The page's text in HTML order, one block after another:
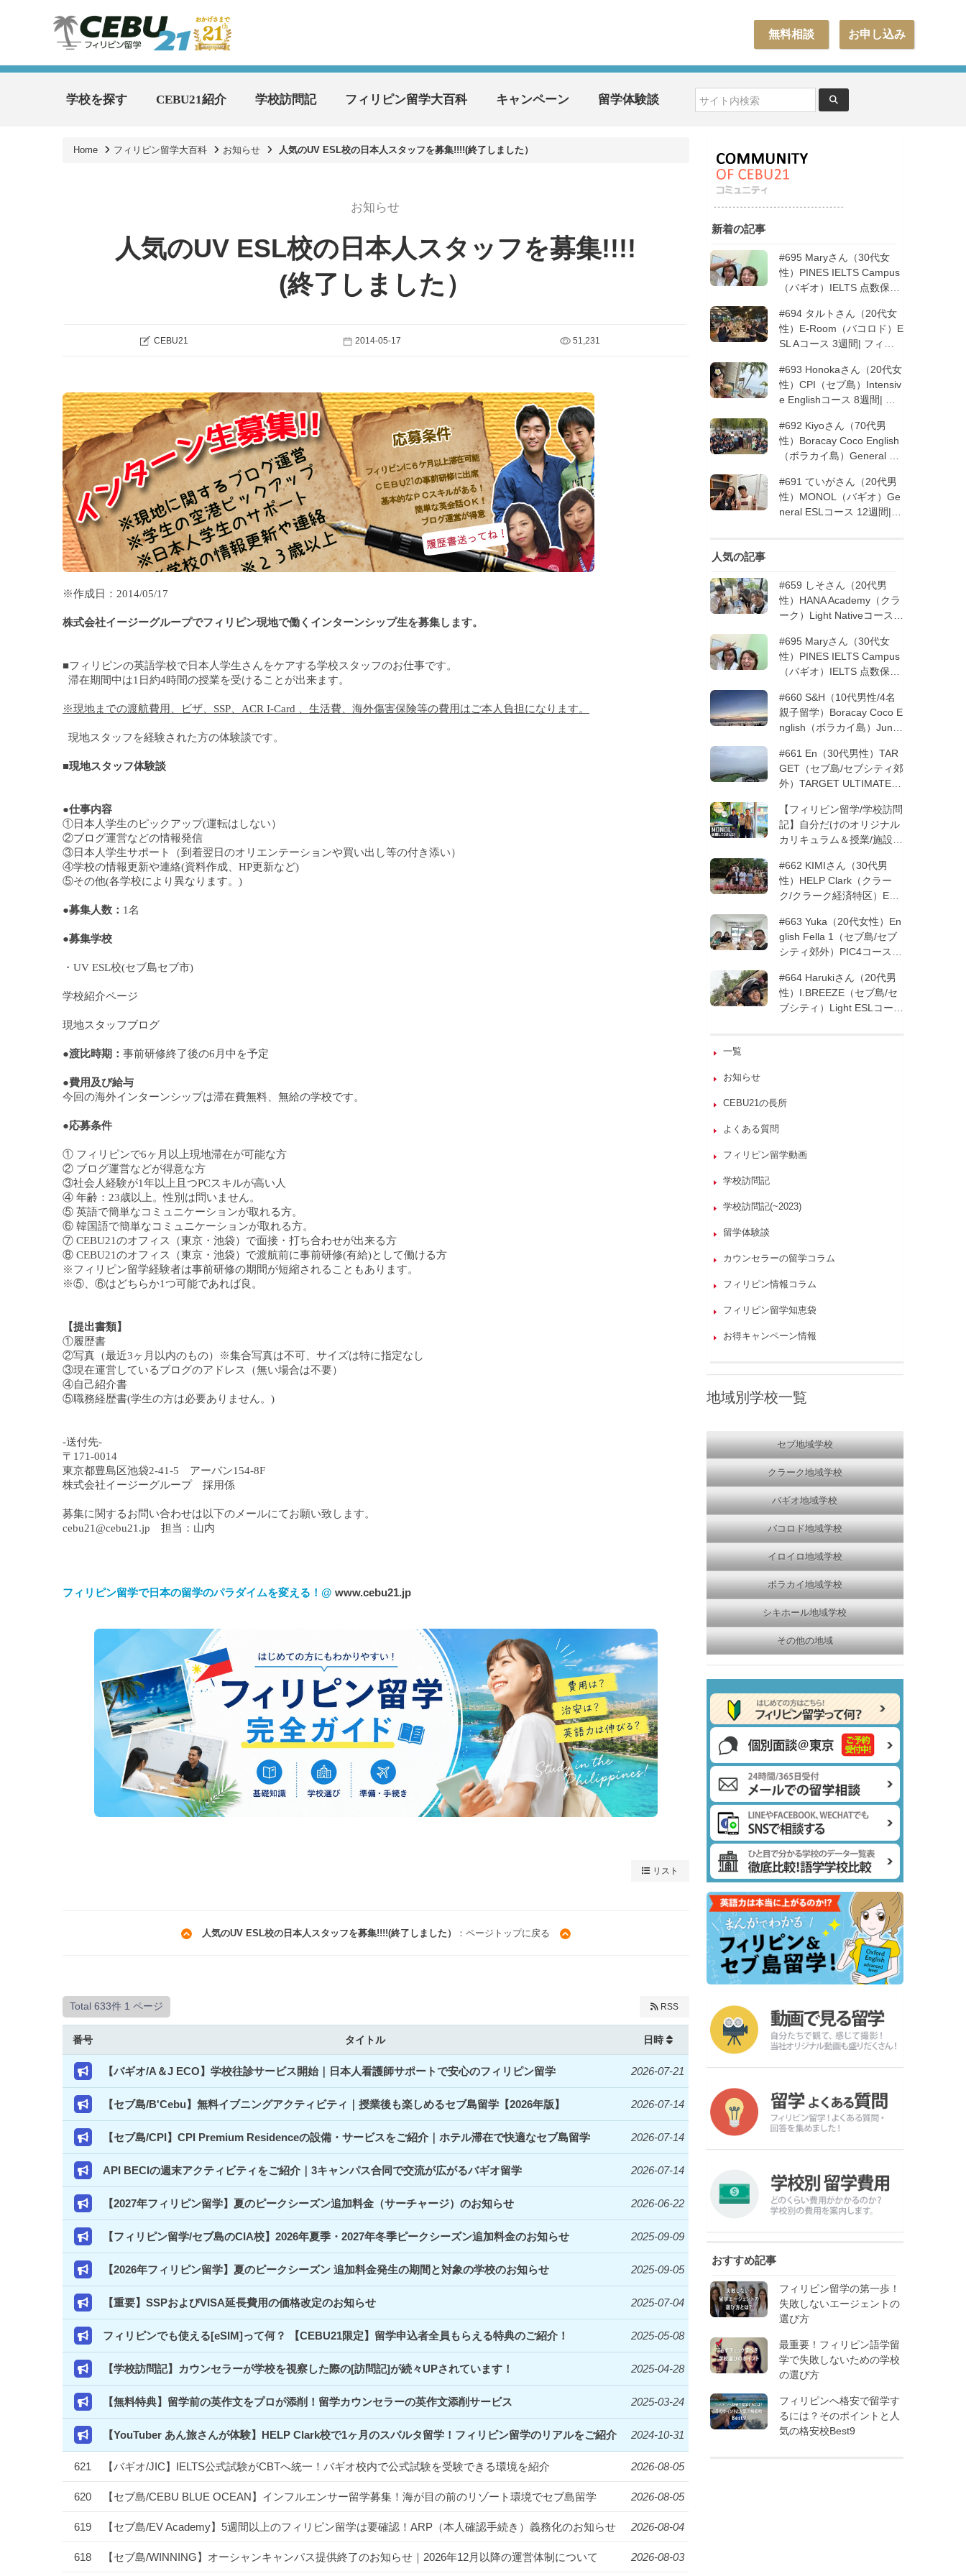
お申し込み
無料相談
学校を探す CEBU21紹介 学校訪問記 フィリピン留学大百科 キャンペーン 留学体験談
Home フィリピン留学大百科 お知らせ 人気のUV ESL校の日本人スタッフを募集!!!!(終了しました）
お知らせ
人気のUV ESL校の日本人スタッフを募集!!!!
(終了しました）
CEBU21 2014-05-17 51,231
※作成日：2014/05/17
株式会社イージーグループでフィリピン現地で働くインターンシップ生を募集します。
■フィリピンの英語学校で日本人学生さんをケアする学校スタッフのお仕事です。
滞在期間中は1日約4時間の授業を受けることが出来ます。
※現地までの渡航費用、ビザ、SSP、ACR I-Card 、生活費、海外傷害保険等の費用はご本人負担になります。
現地スタッフを経験された方の体験談です。
■現地スタッフ体験談
●仕事内容
①日本人学生のピックアップ(運転はしない）
②ブログ運営などの情報発信
③日本人学生サポート（到着翌日のオリエンテーションや買い出し等の付き添い）
④学校の情報更新や連絡(資料作成、HP更新など)
⑤その他(各学校により異なります。)
●募集人数： 1名
●募集学校
・UV ESL校(セブ島セブ市)
学校紹介ページ
現地スタッフブログ
●渡比時期： 事前研修終了後の6月中を予定
●費用及び給与
今回の海外インターンシップは滞在費無料、無給の学校です。
●応募条件
① フィリピンで6ヶ月以上現地滞在が可能な方
② ブログ運営などが得意な方
③社会人経験が1年以上且つPCスキルが高い人
④ 年齢：23歳以上。性別は問いません。
⑤ 英語で簡単なコミュニケーションが取れる方。
⑥ 韓国語で簡単なコミュニケーションが取れる方。
⑦ CEBU21のオフィス（東京・池袋）で面接・打ち合わせが出来る方
⑧ CEBU21のオフィス（東京・池袋）で渡航前に事前研修(有給)として働ける方
※フィリピン留学経験者は事前研修の期間が短縮されることもあります。
※⑤、⑥はどちらか1つ可能であれば良。
【提出書類】
①履歴書
②写真（最近3ヶ月以内のもの）※集合写真は不可、サイズは特に指定なし
③現在運営しているブログのアドレス（無い場合は不要）
④自己紹介書
⑤職務経歴書(学生の方は必要ありません。)
-送付先-
〒171-0014
東京都豊島区池袋2-41-5 アーバン154-8F
株式会社イージーグループ 採用係
募集に関するお問い合わせは以下のメールにてお願い致します。
cebu21@cebu21.jp 担当：山内
フィリピン留学で日本の留学のパラダイムを変える！@ www.cebu21.jp
リスト
人気のUV ESL校の日本人スタッフを募集!!!!(終了しました） ：ページトップに戻る
Total 633件 1 ページ RSS
番号 タイトル 日時
【バギオ/A＆J ECO】学校往診サービス開始｜日本人看護師サポートで安心のフィリピン留学 2026-07-21
【セブ島/B'Cebu】無料イブニングアクティビティ｜授業後も楽しめるセブ島留学【2026年版】 2026-07-14
【セブ島/CPI】CPI Premium Residenceの設備・サービスをご紹介｜ホテル滞在で快適なセブ島留学 2026-07-14
API BECIの週末アクティビティをご紹介｜3キャンパス合同で交流が広がるバギオ留学 2026-07-14
【2027年フィリピン留学】夏のピークシーズン追加料金（サーチャージ）のお知らせ 2026-06-22
【フィリピン留学/セブ島のCIA校】2026年夏季・2027年冬季ピークシーズン追加料金のお知らせ 2025-09-09
【2026年フィリピン留学】夏のピークシーズン 追加料金発生の期間と対象の学校のお知らせ 2025-09-05
【重要】SSPおよびVISA延長費用の価格改定のお知らせ 2025-07-04
フィリピンでも使える[eSIM]って何？ 【CEBU21限定】留学申込者全員もらえる特典のご紹介！ 2025-05-08
【学校訪問記】カウンセラーが学校を視察した際の[訪問記]が続々UPされています！ 2025-04-28
【無料特典】留学前の英作文をプロが添削！留学カウンセラーの英作文添削サービス 2025-03-24
【YouTuber あん旅さんが体験】HELP Clark校で1ヶ月のスパルタ留学！フィリピン留学のリアルをご紹介 2024-10-31
621 【バギオ/JIC】IELTS公式試験がCBTへ統一！バギオ校内で公式試験を受験できる環境を紹介 2026-08-05
620 【セブ島/CEBU BLUE OCEAN】インフルエンサー留学募集！海が目の前のリゾート環境でセブ島留学 2026-08-05
619 【セブ島/EV Academy】5週間以上のフィリピン留学は要確認！ARP（本人確認手続き）義務化のお知らせ 2026-08-04
618 【セブ島/WINNING】オーシャンキャンパス提供終了のお知らせ｜2026年12月以降の運営体制について 2026-08-03
新着の記事
#695 Maryさん（30代女
性）PINES IELTS Campus
（バギオ）IELTS 点数保証
#694 タルトさん（20代女
性）E-Room（バコロド）E
SL Aコース 3週間| フィリ
#693 Honokaさん（20代女
性）CPI（セブ島）Intensiv
e Englishコース 8週間| フ
#692 Kiyoさん（70代男
性）Boracay Coco English
（ボラカイ島）General En
ピン留学5回目リピータ
ー）| フィリピン留学
#691 ていがさん（20代男
性）MONOL（バギオ）Ge
neral ESLコース 12週間|
人気の記事
#659 しそさん（20代男
性）HANA Academy（クラ
ーク）Light Nativeコース 4
#695 Maryさん（30代女
性）PINES IELTS Campus
（バギオ）IELTS 点数保証
#660 S&H（10代男性/4名
親子留学）Boracay Coco E
nglish（ボラカイ島）Junio
ン留学
#661 En（30代男性）TAR
GET（セブ島/セブシティ郊
外）TARGET ULTIMATE 8
留学
【フィリピン留学/学校訪問
記】自分だけのオリジナル
カリキュラム＆授業/施設の
─MONOLを徹底取材！
#662 KIMIさん（30代男
性）HELP Clark（クラー
ク/クラーク経済特区）ESL
オの他校に転校 | フィリピ
ン留学
#663 Yuka（20代女性）En
glish Fella 1（セブ島/セブ
シティ郊外）PIC4コース 8
#664 Harukiさん（20代男
性）I.BREEZE（セブ島/セ
ブシティ）Light ESLコース
一覧
お知らせ
CEBU21の長所
よくある質問
フィリピン留学動画
学校訪問記
学校訪問記(~2023)
留学体験談
カウンセラーの留学コラム
フィリピン情報コラム
フィリピン留学知恵袋
お得キャンペーン情報
地域別学校一覧
セブ地域学校
クラーク地域学校
バギオ地域学校
バコロド地域学校
イロイロ地域学校
ボラカイ地域学校
シキホール地域学校
その他の地域
おすすめ記事
フィリピン留学の第一歩！
失敗しないエージェントの
選び方
最重要！フィリピン語学留
学で失敗しないための学校
の選び方
フィリピンへ格安で留学す
るには？そのポイントと人
気の格安校Best9